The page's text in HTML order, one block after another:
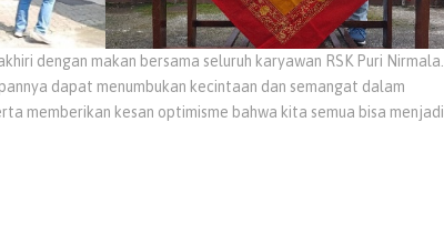
dengan makan bersama seluruh karyawan RSK Puri Nirmala.
dapat menumbukan kecintaan dan semangat dalam
memberikan kesan optimisme bahwa kita semua bisa menjadi